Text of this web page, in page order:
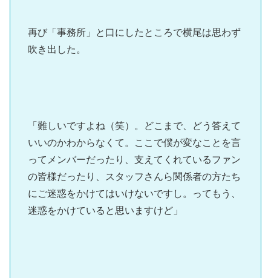
再び「事務所」と口にしたところで横尾は思わず
吹き出した。
「難しいですよね（笑）。どこまで、どう答えて
いいのかわからなくて。ここで僕が変なことを言
ってメンバーだったり、支えてくれているファン
の皆様だったり、スタッフさんら関係者の方たち
にご迷惑をかけてはいけないですし。ってもう、
迷惑をかけていると思いますけど」